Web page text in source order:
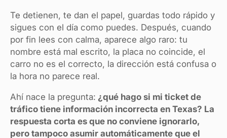
Te detienen, te dan el papel, guardas todo rápido y
sigues con el día como puedes. Después, cuando
por fin lees con calma, aparece algo raro: tu
nombre está mal escrito, la placa no coincide, el
carro no es el correcto, la dirección está confusa o
la hora no parece real.
Ahí nace la pregunta: ¿qué hago si mi ticket de
tráfico tiene información incorrecta en Texas? La
respuesta corta es que no conviene ignorarlo,
pero tampoco asumir automáticamente que el